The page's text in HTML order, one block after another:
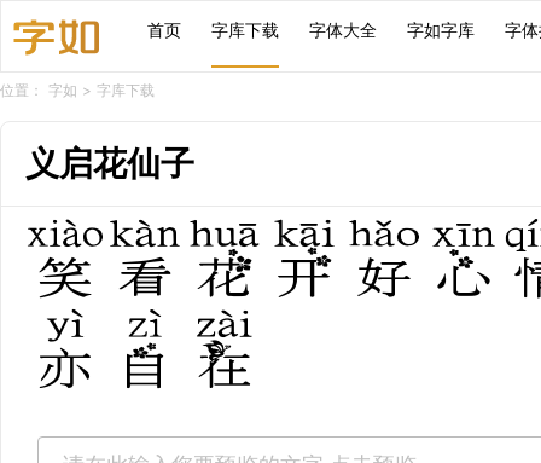
首页 字库下载 字体大全 字如字库 字
位置： 字如 > 字库下载
义启花仙子
笑看花开好心
亦自在